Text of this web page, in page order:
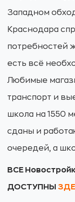
Западном
Краснодара
потребностей
есть всё
Любимые
транспорт и
школа на 1550
сданы и
очередей, а
ВСЕ
ДОСТУПНЫ